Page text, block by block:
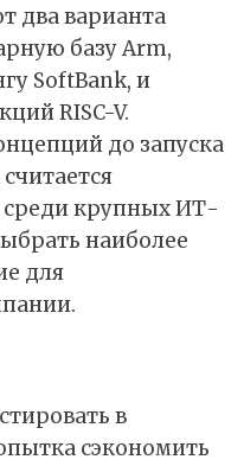
два варианта
базу Arm,
SoftBank, и
RISC-V.
до запуска
среди крупных ИТ-
наиболее
для
в
сэкономить